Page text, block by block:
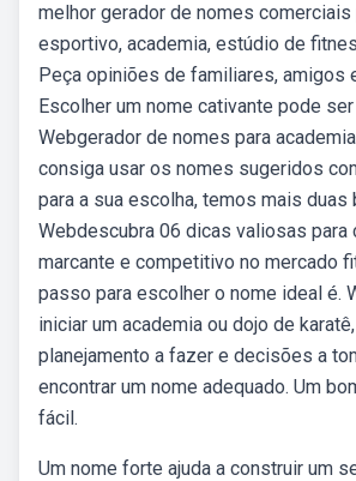
melhor gerador de nomes comerciais
esportivo, academia, estúdio de
Peça opiniões de familiares, amigos
Escolher um nome cativante pode
Webgerador de nomes para
consiga usar os nomes sugeridos
para a sua escolha, temos mais duas
Webdescubra 06 dicas valiosas para
marcante e competitivo no mercado
passo para escolher o nome ideal é.
iniciar um academia ou dojo de
planejamento a fazer e decisões a
encontrar um nome adequado. Um
fácil.
Um nome forte ajuda a construir um